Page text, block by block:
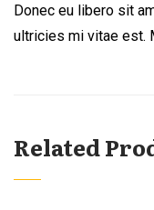
Donec eu libero sit
ultricies mi vitae est.
Related